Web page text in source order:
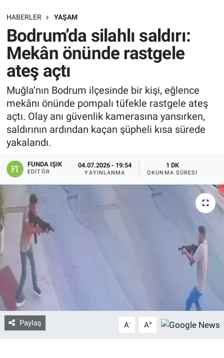
HABERLER YAŞAM
Bodrum’da silahlı saldırı:
Mekân önünde rastgele
ateş açtı
Muğla’nın Bodrum ilçesinde bir kişi, eğlence
mekânı önünde pompalı tüfekle rastgele ateş
açtı. Olay anı güvenlik kamerasına yansırken,
saldırının ardından kaçan şüpheli kısa sürede
yakalandı.
FUNDA IŞIK
EDITÖR
04.07.2026 - 19:54
YAYINLANMA
1 DK
OKUNMA SÜRESI
Paylaş A- A+
SAĞLIK
EKONOMİ
EĞİTİM
ÖZEL HABER
Keşfet
ASTROLOJİ
MANŞET
RESMİ İLANLAR
İLAN
Bize ulaşın
İletişim/Künye
Yaşam
Gözden Kaçmasın